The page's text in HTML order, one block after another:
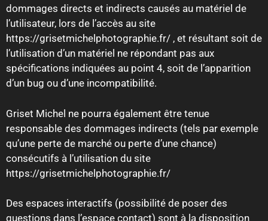
dommages directs et indirects causés au matériel de
l’utilisateur, lors de l’accès au site
https://grisetmichelphotographie.fr/ , et résultant soit de
l’utilisation d’un matériel ne répondant pas aux
spécifications indiquées au point 4, soit de l’apparition
d’un bug ou d’une incompatibilité.
Griset Michel ne pourra également être tenue
responsable des dommages indirects (tels par exemple
qu’une perte de marché ou perte d’une chance)
consécutifs à l’utilisation du site
https://grisetmichelphotographie.fr/
Des espaces interactifs (possibilité de poser des
questions dans l’espace contact) sont à la disposition